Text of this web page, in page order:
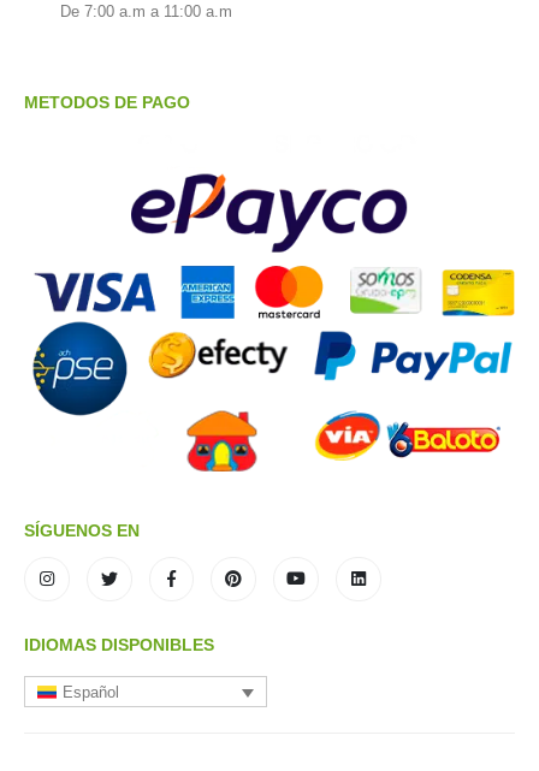
De 7:00 a.m a 11:00 a.m
METODOS DE PAGO
SÍGUENOS EN
IDIOMAS DISPONIBLES
Español